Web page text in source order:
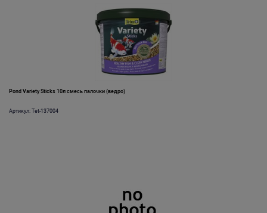
Pond Variety Sticks 10л смесь палочки (ведро)
Артикул: Tet-137004